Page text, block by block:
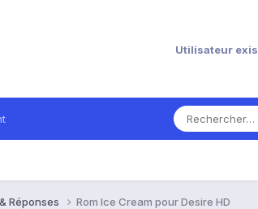
Utilisateur
Réponses Rom Ice Cream pour Desire HD